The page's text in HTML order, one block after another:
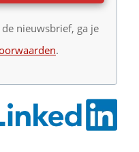
nieuwsbrief, ga je
.